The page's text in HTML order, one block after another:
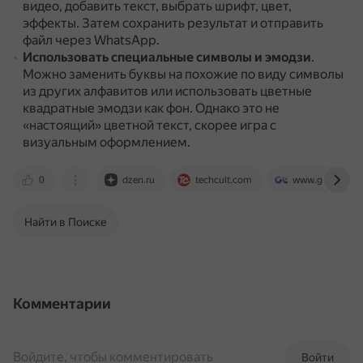
видео, добавить текст, выбрать шрифт, цвет,
эффекты. Затем сохранить результат и отправить
файл через WhatsApp.
Использовать специальные символы и эмодзи.
Можно заменить буквы на похожие по виду символы
из других алфавитов или использовать цветные
квадратные эмодзи как фон. Однако это не
«настоящий» цветной текст, скорее игра с
визуальным оформлением.
0 dzen.ru techcult.com
Найти в Поиске
Комментарии
Войти
Войдите, чтобы комментировать